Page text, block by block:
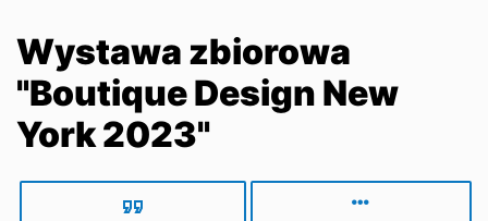
Scientific research results
Wystawa zbiorowa
"Boutique Design New
York 2023"